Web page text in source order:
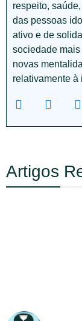
respeito,
das pessoas
ativo e de
sociedade
novas
relativamente à
Artigos